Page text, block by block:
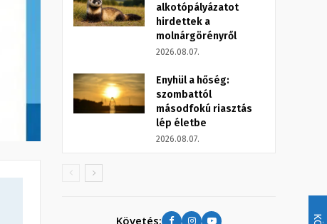
alkotópályázatot
hirdettek a
molnárgörényről
2026.08.07.
Enyhül a hőség:
szombattól
másodfokú riasztás
lép életbe
2026.08.07.
Követés: